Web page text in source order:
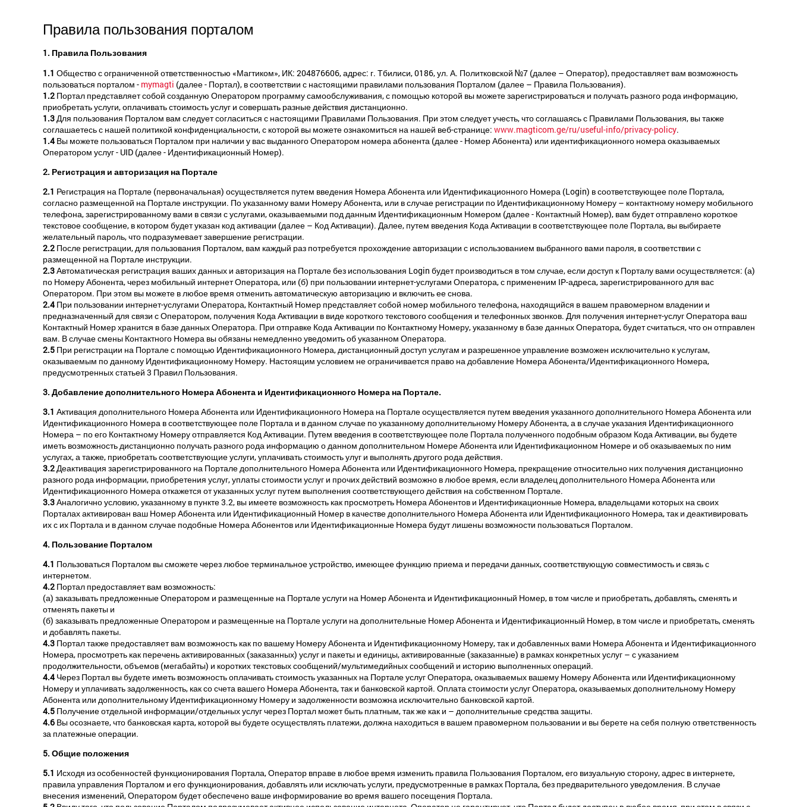
Правила пользования порталом
1. Правила Пользования
1.1 Общество с ограниченной ответственностью «Магтиком», ИК: 204876606, адрес: г. Тбилиси, 0186, ул. А. Политковской №7 (далее – Оператор), предоставляет вам возможность
пользоваться порталом - mymagti (далее - Портал), в соответствии с настоящими правилами пользования Порталом (далее – Правила Пользования).
1.2 Портал представляет собой созданную Оператором программу самообслуживания, с помощью которой вы можете зарегистрироваться и получать разного рода информацию,
приобретать услуги, оплачивать стоимость услуг и совершать разные действия дистанционно.
1.3Для пользования Порталом вам следует согласиться с настоящими Правилами Пользования. При этом следует учесть, что соглашаясь с Правилами Пользования, вы также
соглашаетесь с нашей политикой конфиденциальности, с которой вы можете ознакомиться на нашей веб-странице: www.magticom.ge/ru/useful-info/privacy-policy.
1.4Вы можете пользоваться Порталом при наличии у вас выданного Оператором номера абонента (далее - Номер Абонента) или идентификационного номера оказываемых
Оператором услуг - UID (далее - Идентификационный Номер).
2. Регистрация и авторизация на Портале
2.1 Регистрация на Портале (первоначальная) осуществляется путем введения Номера Абонента или Идентификационного Номера (Login) в соответствующее поле Портала,
согласно размещенной на Портале инструкции. По указанному вами Номеру Абонента, или в случае регистрации по Идентификационному Номеру – контактному номеру мобильного
телефона, зарегистрированному вами в связи с услугами, оказываемыми под данным Идентификационным Номером (далее - Контактный Номер), вам будет отправлено короткое
текстовое сообщение, в котором будет указан код активации (далее – Код Активации). Далее, путем введения Кода Активации в соответствующее поле Портала, вы выбираете
желательный пароль, что подразумевает завершение регистрации.
2.2 После регистрации, для пользования Порталом, вам каждый раз потребуется прохождение авторизации с использованием выбранного вами пароля, в соответствии с
размещенной на Портале инструкции.
2.3Автоматическая регистрация ваших данных и авторизация на Портале без использования Login будет производиться в том случае, если доступ к Порталу вами осуществляется: (а)
по Номеру Абонента, через мобильный интернет Оператора, или (б) при пользовании интернет-услугами Оператора, с примененим IP-адреса, зарегистрированного для вас
Оператором. При этом вы можете в любое время отменить автоматическую авторизацию и включить ее снова.
2.4При пользовании интернет-услугами Оператора, Контактный Номер представляет собой номер мобильного телефона, находящийся в вашем правомерном владении и
предназначенный для связи с Оператором, получения Кода Активации в виде короткого текстового сообщения и телефонных звонков. Для получения интернет-услуг Оператора ваш
Контактный Номер хранится в базе данных Оператора. При отправке Кода Активации по Контактному Номеру, указанному в базе данных Оператора, будет считаться, что он отправлен
вам. В случае смены Контактного Номера вы обязаны немедленно уведомить об указанном Оператора.
2.5 При регистрации на Портале с помощью Идентификационного Номера, дистанционный доступ услугам и разрешенное управление возможен исключительно к услугам,
оказываемым по данному Идентификационному Номеру. Настоящим условием не ограничивается право на добавление Номера Абонента/Идентификационного Номера,
предусмотренных статьей 3 Правил Пользования.
3. Добавление дополнительного Номера Абонента и Идентификационного Номера на Портале.
3.1 Активация дополнительного Номера Абонента или Идентификационного Номера на Портале осуществляется путем введения указанного дополнительного Номера Абонента или
Идентификационного Номера в соответствующее поле Портала и в данном случае по указанному дополнительному Номеру Абонента, а в случае указания Идентификационного
Номера – по его Контактному Номеру отправляется Код Активации. Путем введения в соответствующее поле Портала полученного подобным образом Кода Активации, вы будете
иметь возможность дистанционно получать разного рода информацию о данном дополнительном Номере Абонента или Идентификационном Номере и об оказываемых по ним
услугах, а также, приобретать соответствующие услуги, уплачивать стоимость улуг и выполнять другого рода действия.
3.2Деактивация зарегистрированного на Портале дополнительного Номера Абонента или Идентификационного Номера, прекращение относительно них получения дистанционно
разного рода информации, приобретения услуг, уплаты стоимости услуг и прочих действий возможно в любое время, если владелец дополнительного Номера Абонента или
Идентификационного Номера откажется от указанных услуг путем выполнения соответствующего действия на собственном Портале.
3.3Аналогично условию, указанному в пункте 3.2, вы имеете возможность как просмотреть Номера Абонентов и Идентификационные Номера, владельцами которых на своих
Порталах активирован ваш Номер Абонента или Идентификационный Номер в качестве дополнительного Номера Абонента или Идентификационного Номера, так и деактивировать
их с их Портала и в данном случае подобные Номера Абонентов или Идентификационные Номера будут лишены возможности пользоваться Порталом.
4. Пользование Порталом
4.1 Пользоваться Порталом вы сможете через любое терминальное устройство, имеющее функцию приема и передачи данных, соответствующую совместимость и связь с
интернетом.
4.2 Портал предоставляет вам возможность:
(а) заказывать предложенные Оператором и размещенные на Портале услуги на Номер Абонента и Идентификационный Номер, в том числе и приобретать, добавлять, сменять и
отменять пакеты и
(б) заказывать предложенные Оператором и размещенные на Портале услуги на дополнительные Номер Абонента и Идентификационный Номер, в том числе и приобретать, сменять
и добавлять пакеты.
4.3 Портал также предоставляет вам возможность как по вашему Номеру Абонента и Идентификационному Номеру, так и добавленных вами Номера Абонента и Идентификационного
Номера, просмотреть как перечень активированных (заказанных) услуг и пакеты и единицы, активированные (заказанные) в рамках конкретных услуг – с указанием
продолжительности, объемов (мегабайты) и коротких текстовых сообщений/мультимедийных сообщений и историю выполненных операций.
4.4Через Портал вы будете иметь возможность оплачивать стоимость указанных на Портале услуг Оператора, оказываемых вашему Номеру Абонента или Идентификационному
Номеру и уплачивать задолженность, как со счета вашего Номера Абонента, так и банковской картой. Оплата стоимости услуг Оператора, оказываемых дополнительному Номеру
Абонента или дополнительному Идентификационному Номеру и задолженности возможна исключительно банковской картой.
4.5 Получение отдельной информации/отдельных услуг через Портал может быть платным, так же как и – дополнительные средства защиты.
4.6 Вы осознаете, что банковская карта, которой вы будете осуществлять платежи, должна находиться в вашем правомерном пользовании и вы берете на себя полную ответственность
за платежные операции.
5. Общие положения
5.1 Исходя из особенностей функционирования Портала, Оператор вправе в любое время изменить правила Пользования Порталом, его визуальную сторону, адрес в интернете,
правила управления Порталом и его функционирования, добавлять или исключать услуги, предусмотренные в рамках Портала, без предварительного уведомления. В случае
внесения изменений, Оператором будет обеспечено ваше информирование во время вашего посещения Портала.